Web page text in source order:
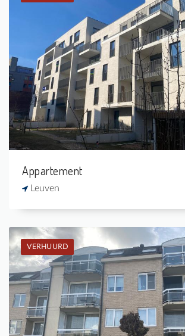
Verhuurd: Penthouse
2
8 m²
1
84 m²
Appartement
Leuven
VERHUURD
Verhuurd: Appartement
2
3 m²